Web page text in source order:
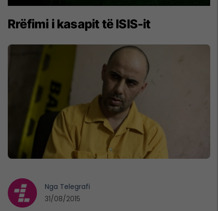
Rrëfimi i kasapit të ISIS-it
Nga Telegrafi
31/08/2015